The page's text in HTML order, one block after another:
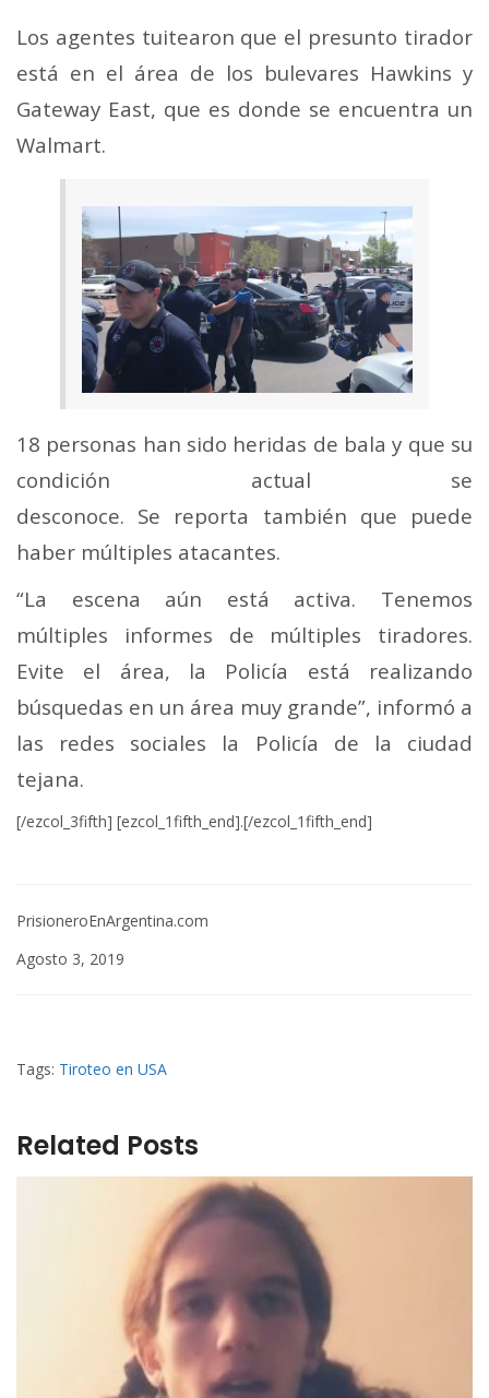
Los agentes tuitearon que el presunto tirador
está en el área de los bulevares Hawkins y
Gateway East, que es donde se encuentra un
Walmart.
18 personas han sido heridas de bala y que su
condición actual se
desconoce. Se reporta también que puede
haber múltiples atacantes.
“La escena aún está activa. Tenemos
múltiples informes de múltiples tiradores.
Evite el área, la Policía está realizando
búsquedas en un área muy grande”, informó a
las redes sociales la Policía de la ciudad
tejana.
[/ezcol_3fifth] [ezcol_1fifth_end].[/ezcol_1fifth_end]
PrisioneroEnArgentina.com
Agosto 3, 2019
Tags: Tiroteo en USA
Related Posts